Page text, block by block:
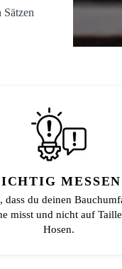
Sätzen
dass du deinen
misst und nicht auf
Hosen.